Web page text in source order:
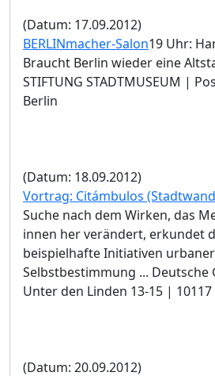
(Datum: 17.09.2012)
BERLINmacher-Salon19 Uhr:
Braucht Berlin wieder eine
STIFTUNG STADTMUSEUM |
Berlin
(Datum: 18.09.2012)
Vortrag: Citámbulos
Suche nach dem Wirken, das
innen her verändert, erkundet
beispielhafte Initiativen
Selbstbestimmung ... Deutsche
Unter den Linden 13-15 | 10117
(Datum: 20.09.2012)